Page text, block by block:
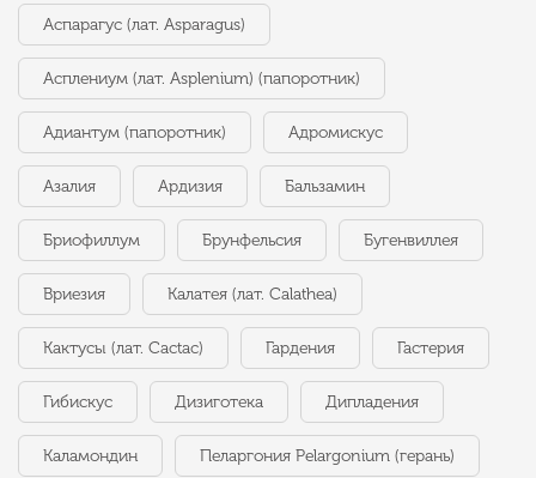
Аспарагус (лат. Asparagus)
Асплениум (лат. Asplenium) (папоротник)
Адиантум (папоротник) Адромискус
Азалия Ардизия Бальзамин
Бриофиллум Брунфельсия Бугенвиллея
Вриезия Калатея (лат. Calathea)
Кактусы (лат. Cactac) Гардения Гастерия
Гибискус Дизиготека Дипладения
Каламондин Пеларгония Pelargonium (герань)